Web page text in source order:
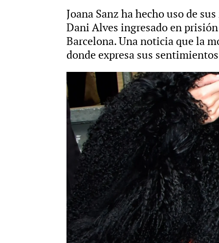
Joana Sanz ha hecho uso de
Dani Alves ingresado en
Barcelona. Una noticia que la
donde expresa sus
Joana Sanz confiesa en una